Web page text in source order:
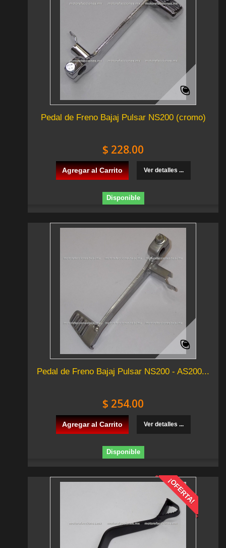
Pedal de Freno Bajaj Pulsar NS200 (cromo)
$ 228.00
Agregar al Carrito Ver detalles ...
Disponible
Pedal de Freno Bajaj Pulsar NS200 - AS200...
$ 254.00
Agregar al Carrito Ver detalles ...
Disponible
¡OFERTA!